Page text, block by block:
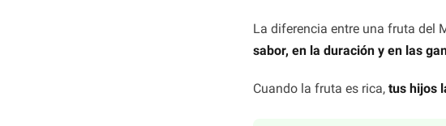
La diferencia entre una fruta del
sabor, en la duración y en las
Cuando la fruta es rica, tus hijos